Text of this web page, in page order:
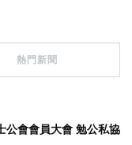
熱門新聞
公會會員大會 勉公私協